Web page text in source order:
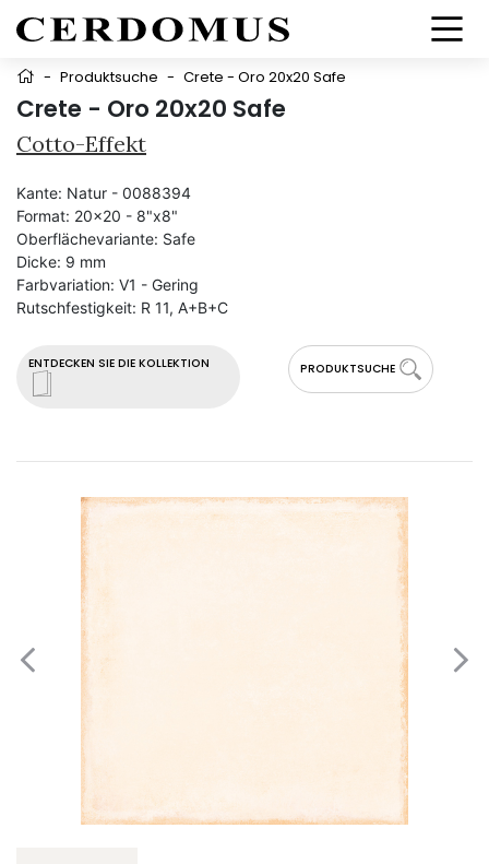
- Produktsuche - Crete - Oro 20x20 Safe
Crete - Oro 20x20 Safe
Cotto-Effekt
ENTDECKEN SIE DIE KOLLEKTION PRODUKTSUCHE
Kante: Natur - 0088394
Format: 20x20 - 8"x8"
Oberflächevariante: Safe
Dicke: 9 mm
Farbvariation: V1 - Gering
Rutschfestigkeit: R 11, A+B+C